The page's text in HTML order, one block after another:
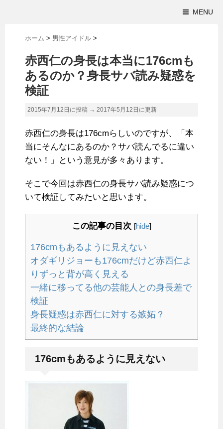
MENU
ホーム > 男性アイドル >
赤西仁の身長は本当に176cmも
あるのか？身長サバ読み疑惑を
検証
2015年7月12日に投稿 → 2017年5月12日 に更新
赤西仁の身長は176cmらしいのですが、「本
当にそんなにあるのか？サバ読んでるに違い
ない！」という意見が多々あります。
そこで今回は赤西仁の身長サバ読み疑惑につ
いて検証してみたいと思います。
この記事の目次 [hide]
176cmもあるように見えない
オダギリジョーも176cmだけど赤西仁よ
りずっと背が高く見える
一緒に移ってる他の芸能人との身長差で
検証
身長疑惑は赤西仁に対する嫉妬？
最終的な結論
176cmもあるように見えない